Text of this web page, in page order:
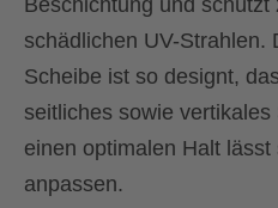
schädlichen UV-Strahlen.
Scheibe ist so designt,
seitliches sowie
einen optimalen Halt
anpassen.